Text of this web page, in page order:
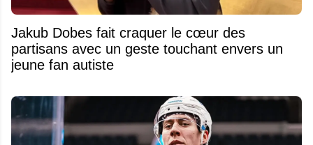
Jakub Dobes fait craquer le cœur des
partisans avec un geste touchant envers un
jeune fan autiste